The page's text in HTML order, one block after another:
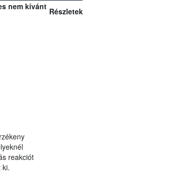
nem kívánt Részletek
reakciót
ki.